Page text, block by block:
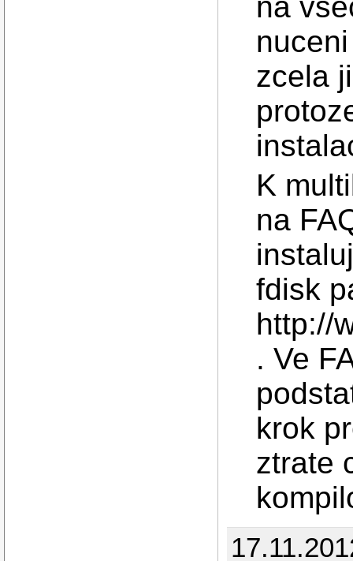
zcela
K
na
fdisk
http://
. Ve
krok
ztrate